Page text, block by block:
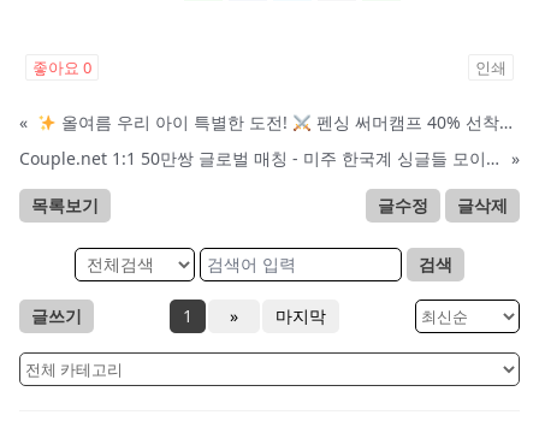
좋아요 0 인쇄
« 올여름 우리 아이 특별한 도전!
펜싱 써머캠프 40% 선착순 할인
Couple.net 1:1 50만쌍 글로벌 매칭 - 미주 한국계 싱글들 모이세요 »
목록보기 글수정 글삭제
검색
글쓰기 1 » 마지막